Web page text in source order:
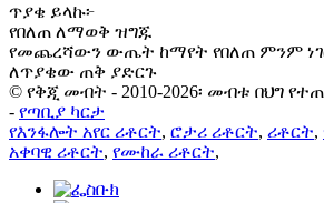
ጥያቄ ይላኩ፦
የበለጠ ለማወቅ ዝግጁ
የመጨረሻውን ውጤት ከማየት የበለጠ ምንም
ለጥያቄው ጠቅ ያድርጉ
© የቅጂ መብት - 2010-2026፡ መብቱ በህግ
- የጣቢያ ካርታ
የእንፋሎት አየር ሪቶርት, ሮታሪ ሪቶርት, ሪቶርት,
አቀባዊ ሪቶርት, የሙከራ ሪቶርት,